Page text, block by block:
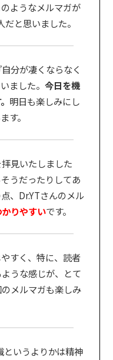
ようなメルマガが
と思いました。
分が凄くならなく
ました。 今日を機
明日も楽しみにし
す。
見いたしました
うだったりしてあ
、Dr.YTさんのメル
りやすいです。
すく、特に、読者
うな感じが、とて
メルマガも楽しみ
いうよりかは精神